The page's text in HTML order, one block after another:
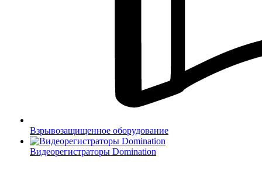
Взрывозащищенное оборудование
Видеорегистраторы Domination